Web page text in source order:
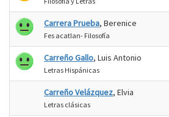
Carrera Prueba, Berenice
Fes acatlan- Filosofía
Carreño Gallo, Luis Antonio
Letras Hispánicas
Carreño Velázquez, Elvia
Letras clásicas